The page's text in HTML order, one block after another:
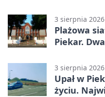
3 sierpnia 2026
Plażowa
Piekar.
3 sierpnia 2026
Upał w
życiu.